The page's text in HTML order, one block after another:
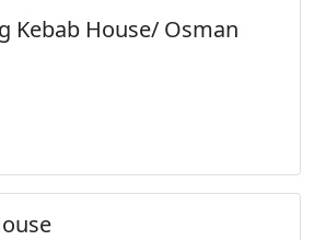
Kebab House/ Osman